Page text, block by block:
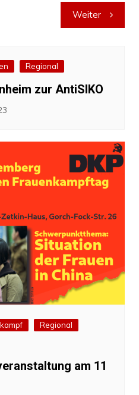
Weiter
Regional
zur AntiSIKO
Regional
am 11